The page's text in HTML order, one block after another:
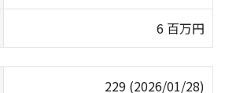
6 百万円
229 (2026/01/28)